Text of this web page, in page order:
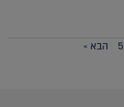
5 הבא »